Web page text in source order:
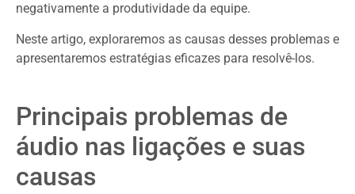
negativamente a produtividade da equipe.
Neste artigo, exploraremos as causas desses problemas e
apresentaremos estratégias eficazes para resolvê-los.
Principais problemas de
áudio nas ligações e suas
causas